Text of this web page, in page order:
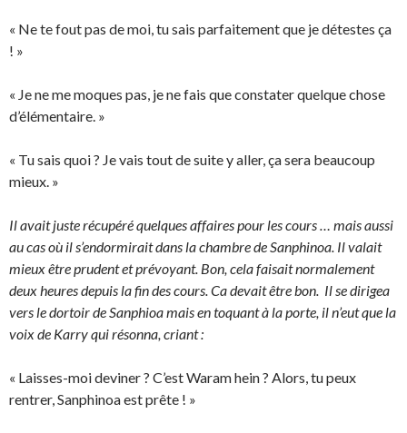
« Ne te fout pas de moi, tu sais parfaitement que je détestes ça
! »
« Je ne me moques pas, je ne fais que constater quelque chose
d’élémentaire. »
« Tu sais quoi ? Je vais tout de suite y aller, ça sera beaucoup
mieux. »
Il avait juste récupéré quelques affaires pour les cours … mais aussi
au cas où il s’endormirait dans la chambre de Sanphinoa. Il valait
mieux être prudent et prévoyant. Bon, cela faisait normalement
deux heures depuis la fin des cours. Ca devait être bon. Il se dirigea
vers le dortoir de Sanphioa mais en toquant à la porte, il n’eut que la
voix de Karry qui résonna, criant :
« Laisses-moi deviner ? C’est Waram hein ? Alors, tu peux
rentrer, Sanphinoa est prête ! »